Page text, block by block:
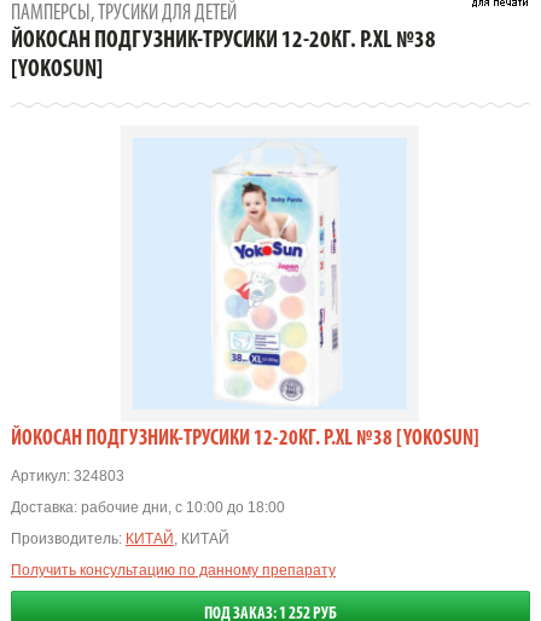
ЙОКОСАН ПОДГУЗНИК-ТРУСИКИ 12-20КГ. Р.XL №38 [YOKOSUN]
ПАМПЕРСЫ, ТРУСИКИ ДЛЯ ДЕТЕЙ
ЙОКОСАН ПОДГУЗНИК-ТРУСИКИ 12-20КГ. Р.XL №38
[YOKOSUN]
ЙОКОСАН ПОДГУЗНИК-ТРУСИКИ 12-20КГ. Р.XL №38 [YOKOSUN]
Артикул:324803
Доставка: рабочие дни, с 10:00 до 18:00
Производитель: КИТАЙ , КИТАЙ
Получить консультацию по данному препарату
ПОД ЗАКАЗ: 1 252 РУБ